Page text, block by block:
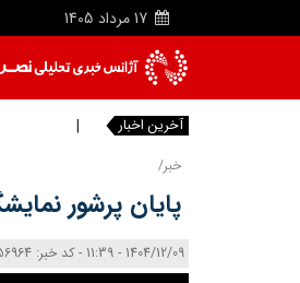
17 مرداد 1405
آخرین اخبار مسموم
خبر/
پایان پرشور
1404/12/09 - 11:39 - کد خبر: 156964